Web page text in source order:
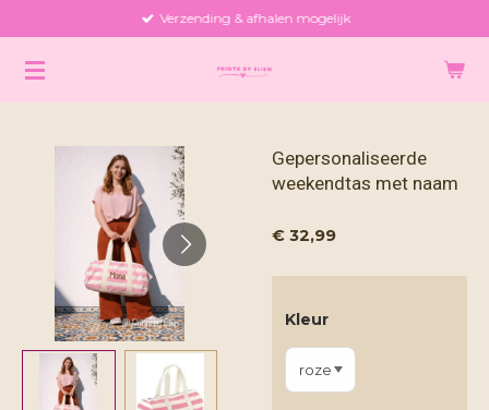
naar
Verzending & afhalen mogelijk
Gepersonaliseerde
weekendtas met naam
€ 32,99
Kleur